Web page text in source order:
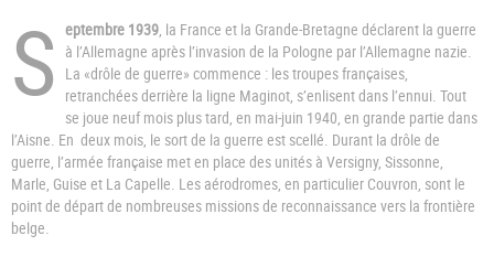
S eptembre 1939, la France et la Grande-Bretagne déclarent la guerre
à l’Allemagne après l’invasion de la Pologne par l’Allemagne nazie.
La «drôle de guerre» commence : les troupes françaises,
retranchées derrière la ligne Maginot, s’enlisent dans l’ennui. Tout
se joue neuf mois plus tard, en mai-juin 1940, en grande partie dans
l’Aisne. En deux mois, le sort de la guerre est scellé. Durant la drôle de
guerre, l’armée française met en place des unités à Versigny, Sissonne,
Marle, Guise et La Capelle. Les aérodromes, en particulier Couvron, sont le
point de départ de nombreuses missions de reconnaissance vers la frontière
belge.